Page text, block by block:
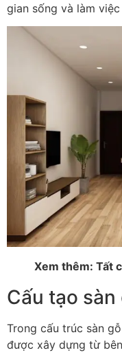
gian sống và làm việc
Xem thêm: Tất
Cấu tạo sàn
Trong cấu trúc sàn
được xây dựng từ